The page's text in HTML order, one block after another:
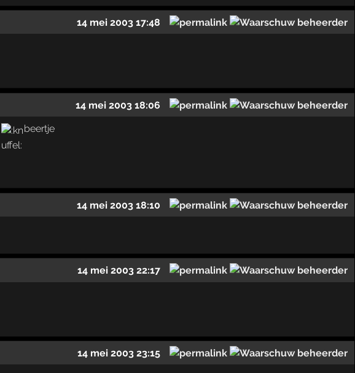
14 mei 2003 17:48
14 mei 2003 18:06
beertje
14 mei 2003 18:10
14 mei 2003 22:17
14 mei 2003 23:15